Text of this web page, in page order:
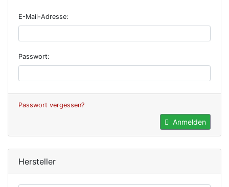
E-Mail-Adresse:
Passwort:
Passwort vergessen?
Anmelden
Hersteller